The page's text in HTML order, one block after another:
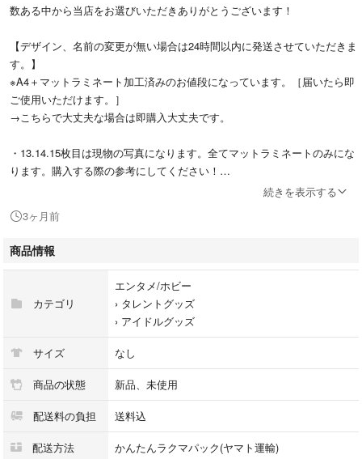
数ある中から当店をお選びいただきありがとうございます！
【デザイン、名前の変更が無い場合は24時間以内に発送させていただきま
す。】
※A4＋マットラミネート加工済みのお値段になっています。［届いたら即
ご使用いただけます。］
→こちらで大丈夫な場合は即購入大丈夫です。
・13.14.15枚目は現物の写真になります。全てマットラミネートのみにな
ります。購入する際の参考にしてください！
4枚目のオプションのクリップを追加すればどのような形でも名札として
ご使用いただけますദ്ദിᐡ ᵒ̴ ·̫ ᵒ̴ ᐡ) 『名札（名刺）として使用する際はマット
ラミネートと名札用両用クリップの2つをオプションで追加するのがおす
◉オプション無しに変更（印刷した紙をカットしたペラペラの状態になり
ます。）、厚紙などのオプション追加希望。などの場合はお値段変更する
ので事前にお伝えください！
˖⋆꙳マットラミネートをすると会場の光が反射しなくなり、アイドルなど
からネームボードが見やすくなります。防水加工＋補強もされるのでマッ
トラミネートのみで十分使用できます。補強が心配な場合は厚紙も追加す
るのがおすすめです。
続きを表示する
3ヶ月前
商品情報
カテゴリ
エンタメ/ホビー
› タレントグッズ
› アイドルグッズ
サイズ なし
商品の状態 新品、未使用
配送料の負担 送料込
配送方法 かんたんラクマパック(ヤマト運輸)